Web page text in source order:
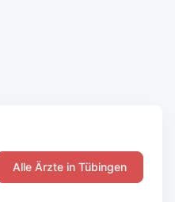
Alle Ärzte in Tübingen